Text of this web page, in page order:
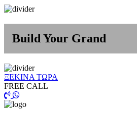
Build Your Grand
ΞΕΚΙΝΑ ΤΩΡΑ
FREE CALL